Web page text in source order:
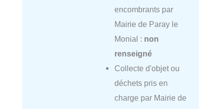
encombrants par
Mairie de Paray le
Monial : non
renseigné
Collecte d'objet ou
déchets pris en
charge par Mairie de